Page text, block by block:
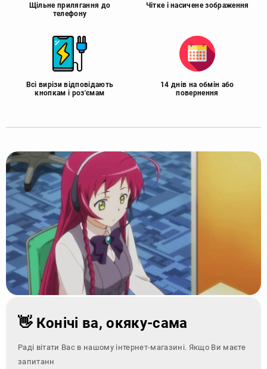
Щільне прилягання до
телефону
Чітке і насичене зображення
Всі вирізи відповідають
кнопкам і роз'ємам
14 днів на обмін або
повернення
👋 Конічі ва, окяку-сама
Раді вітати Вас в нашому інтернет-магазині. Якщо Ви маєте
запитання - зверніть